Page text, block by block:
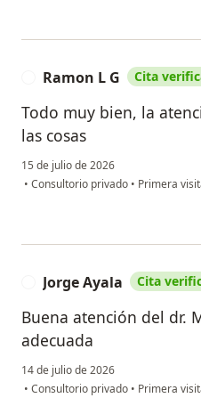
Ramon L G Cita
Todo muy bien, la
las cosas
15 de julio de 2026
• Consultorio privado • Primera
Jorge Ayala Cita
Buena atención del dr.
adecuada
14 de julio de 2026
• Consultorio privado • Primera